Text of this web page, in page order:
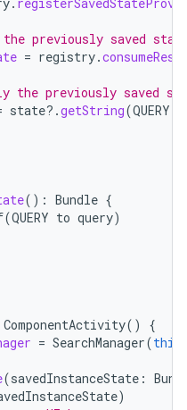
previously saved
= registry.
the previously saved
state?.getString(QUERY
(): Bundle {
(QUERY to query)
ComponentActivity()
{
= SearchManager(this
(savedInstanceState :
)